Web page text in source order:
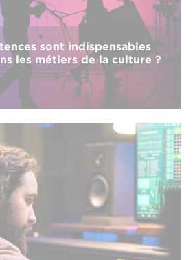
sont indispensables
les métiers de la culture ?